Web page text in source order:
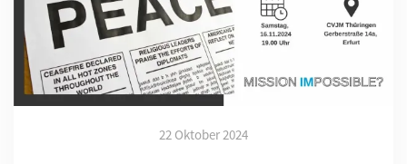
22 Oktober 2024